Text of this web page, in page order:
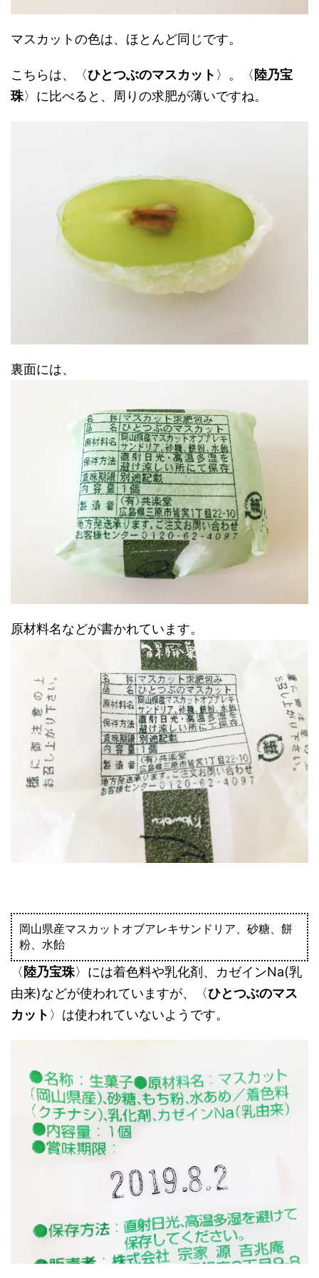
マスカットの色は、ほとんど同じです。
こちらは、〈ひとつぶのマスカット 〉。〈陸乃宝
珠〉に比べると、周りの求肥が薄いですね。
裏面には、
原材料名などが書かれています。
岡山県産マスカットオブアレキサンドリア、砂糖、餅
粉、水飴
〈陸乃宝珠〉には着色料や乳化剤、カゼインNa(乳
由来)などが使われていますが、〈ひとつぶのマス
カット 〉は使われていないようです。